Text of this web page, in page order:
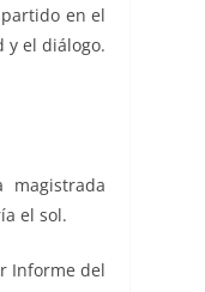
en el
y el diálogo.
el sol.
Informe del